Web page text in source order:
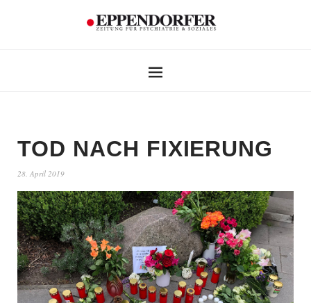
TOD NACH FIXIERUNG
28. April 2019